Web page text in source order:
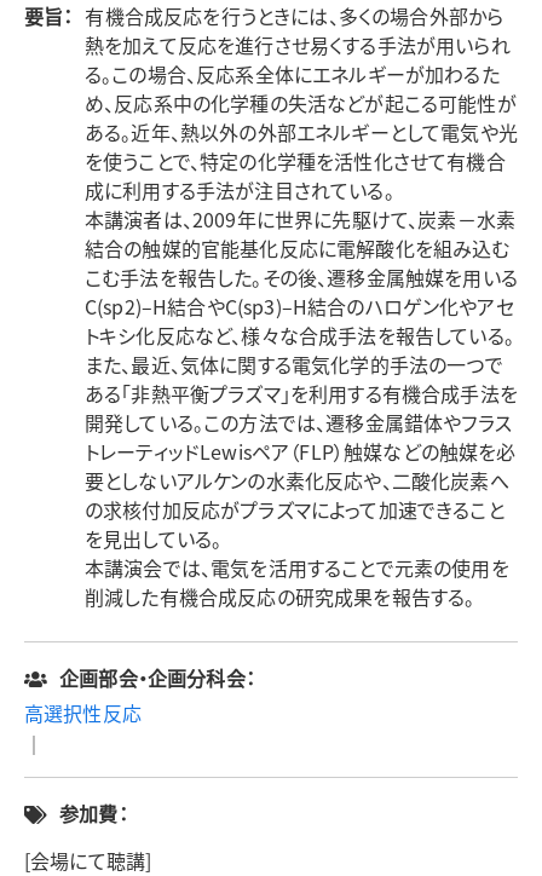
要旨： 有機合成反応を行うときには、多くの場合外部から
熱を加えて反応を進行させ易くする手法が用いられ
る。この場合、反応系全体にエネルギーが加わるた
め、反応系中の化学種の失活などが起こる可能性が
ある。近年、熱以外の外部エネルギーとして電気や光
を使うことで、特定の化学種を活性化させて有機合
成に利用する手法が注目されている。
本講演者は、2009年に世界に先駆けて、炭素－水素
結合の触媒的官能基化反応に電解酸化を組み込む
こむ手法を報告した。その後、遷移金属触媒を用いる
C(sp2)–H結合やC(sp3)–H結合のハロゲン化やアセ
トキシ化反応など、様々な合成手法を報告している。
また、最近、気体に関する電気化学的手法の一つで
ある「非熱平衡プラズマ」を利用する有機合成手法を
開発している。この方法では、遷移金属錯体やフラス
トレーティッドLewisペア（FLP）触媒などの触媒を必
要としないアルケンの水素化反応や、二酸化炭素へ
の求核付加反応がプラズマによって加速できること
を見出している。
本講演会では、電気を活用することで元素の使用を
削減した有機合成反応の研究成果を報告する。
企画部会・企画分科会：
高選択性反応
｜
参加費：
[会場にて聴講]